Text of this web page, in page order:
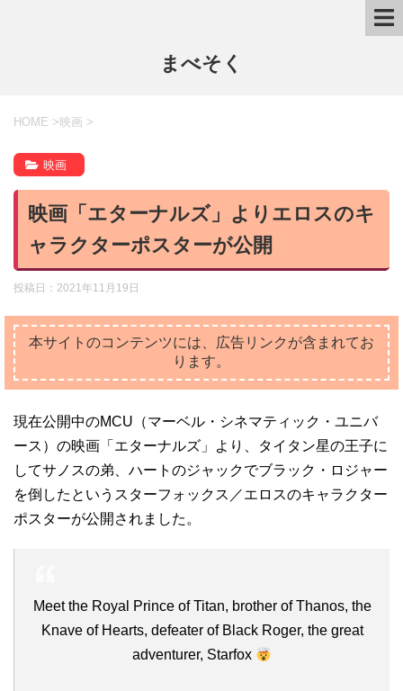
まべそく
HOME > 映画 >
映画
映画「エターナルズ」よりエロスのキ
ャラクターポスターが公開
投稿日： 2021年11月19日
本サイトのコンテンツには、広告リンクが含まれてお
ります。
現在公開中のMCU（マーベル・シネマティック・ユニバ
ース）の映画「エターナルズ」より、タイタン星の王子に
してサノスの弟、ハートのジャックでブラック・ロジャー
を倒したというスターフォックス／エロスのキャラクター
ポスターが公開されました。
Meet the Royal Prince of Titan, brother of Thanos, the
Knave of Hearts, defeater of Black Roger, the great
adventurer, Starfox